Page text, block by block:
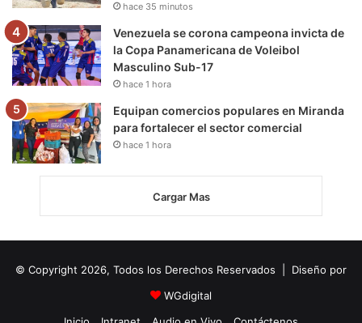
hace 35 minutos
Venezuela se corona campeona invicta de
la Copa Panamericana de Voleibol
Masculino Sub-17
hace 1 hora
Equipan comercios populares en Miranda
para fortalecer el sector comercial
hace 1 hora
Cargar Mas
© Copyright 2026, Todos los Derechos Reservados | Diseño por
WGdigital